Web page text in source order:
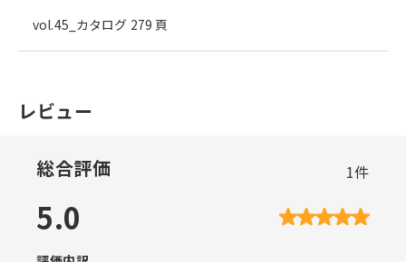
vol.45_カタログ 279 頁
レビュー
総合評価 1件
5.0